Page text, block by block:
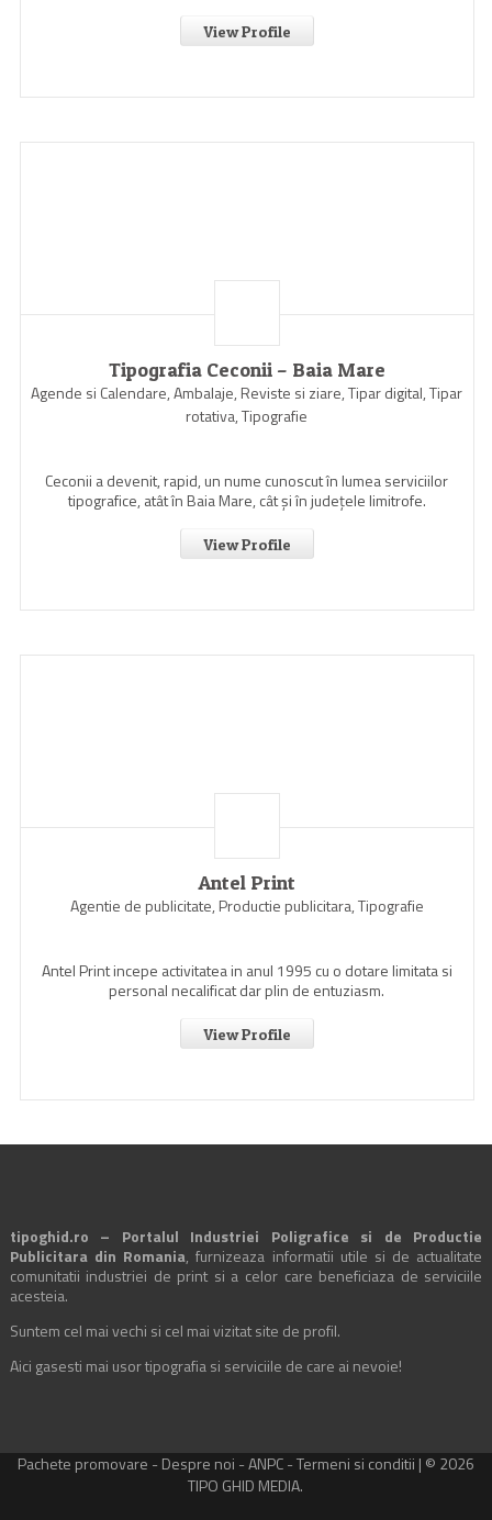
View Profile
Tipografia Ceconii – Baia Mare
Agende si Calendare, Ambalaje, Reviste si ziare, Tipar digital, Tipar
rotativa, Tipografie
Ceconii a devenit, rapid, un nume cunoscut în lumea serviciilor
tipografice, atât în Baia Mare, cât şi în judeţele limitrofe.
View Profile
Antel Print
Agentie de publicitate, Productie publicitara, Tipografie
Antel Print incepe activitatea in anul 1995 cu o dotare limitata si
personal necalificat dar plin de entuziasm.
View Profile
tipoghid.ro – Portalul Industriei Poligrafice si de Productie
Publicitara din Romania, furnizeaza informatii utile si de actualitate
comunitatii industriei de print si a celor care beneficiaza de serviciile
acesteia.
Suntem cel mai vechi si cel mai vizitat site de profil.
Aici gasesti mai usor tipografia si serviciile de care ai nevoie!
Pachete promovare - Despre noi -ANPC-Termeni si conditii | © 2026
TIPO GHID MEDIA.